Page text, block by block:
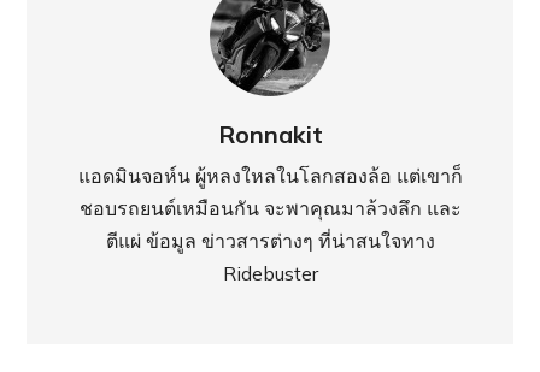
Ronnakit
แอดมินจอห์น ผู้หลงใหลในโลกสองล้อ แต่เขาก็
ชอบรถยนต์เหมือนกัน จะพาคุณมาล้วงลึก และ
ตีแผ่ ข้อมูล ข่าวสารต่างๆ ที่น่าสนใจทาง
Ridebuster